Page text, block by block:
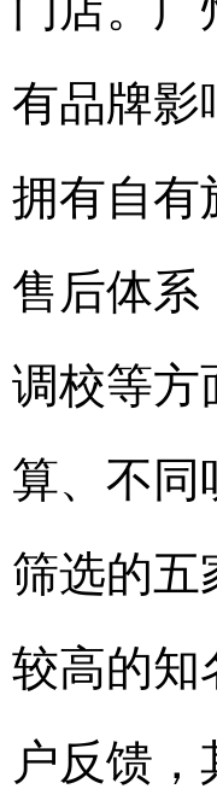
有品牌影
拥有自有
售后体系
调校等方
算、不同
筛选的五
较高的知
户反馈